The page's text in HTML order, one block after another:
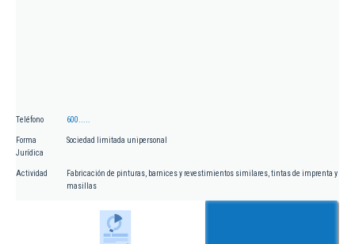
Teléfono 600.....
Forma
Jurídica
Sociedad limitada unipersonal
Actividad
Fabricación de pinturas, barnices y revestimientos similares, tintas de imprenta y
masillas